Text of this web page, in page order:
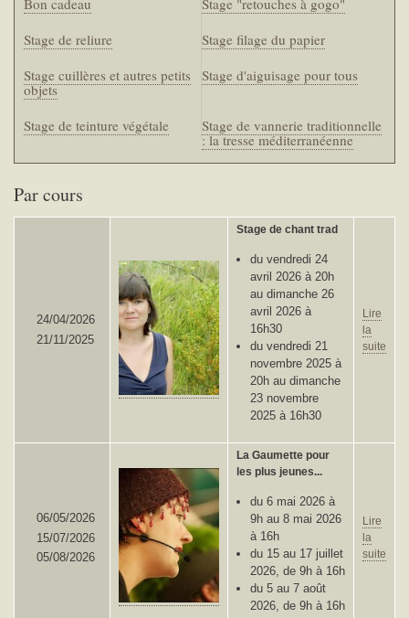
Bon cadeau
Stage "retouches à gogo"
Stage de reliure
Stage filage du papier
Stage cuillères et autres petits
objets
Stage d'aiguisage pour tous
Stage de teinture végétale
Stage de vannerie traditionnelle
: la tresse méditerranéenne
Par cours
24/04/2026
21/11/2025
Stage de chant trad
du vendredi 24
avril 2026 à 20h
au dimanche 26
avril 2026 à
16h30
du vendredi 21
novembre 2025 à
20h au dimanche
23 novembre
2025 à 16h30
Lire
la
suite
06/05/2026
15/07/2026
05/08/2026
La Gaumette pour
les plus jeunes...
du 6 mai 2026 à
9h au 8 mai 2026
à 16h
du 15 au 17 juillet
2026, de 9h à 16h
du 5 au 7 août
2026, de 9h à 16h
Lire
la
suite